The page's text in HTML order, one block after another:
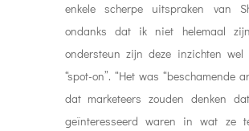
enkele scherpe uitspraken van
ondanks dat ik niet helemaal
ondersteun zijn deze inzichten wel
“spot-on”. “Het was “beschamende
dat marketeers zouden denken
geïnteresseerd waren in wat ze